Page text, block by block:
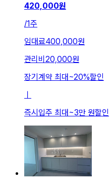
420,000원
/1주
임대료400,000원
관리비 20,000원
장기계약 최대~20%할인
ㅣ
즉시입주 최대~3만 원할인